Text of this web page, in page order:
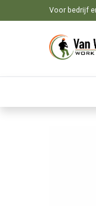
Overslaan naar inhoud
Voor bedrijf